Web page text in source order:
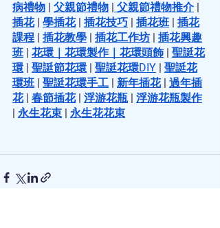
病禮物
父親節禮物 父親節禮物推介 |
插花 | 學插花 | 插花技巧 插花班 | 插花
課程
插花教學 插花工作坊
插花興趣
班 | 花環 花環製作｜ 花環頭飾
聖誔花
環
聖誔節花環 聖誔花環DIY
聖誔花
環班 | 聖誔花環手工 新年插花 | 過年插
花 | 春節插花 | 浮游花瓶
浮游花瓶製作
永生花束 永生花花束